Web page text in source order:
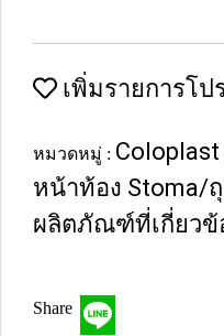
เพิ่มรายการโป
หมวดหมู่ :
หน้าท้อง Stoma/
ผลิตภัณฑ์ที่เกี่ยวข้
Share